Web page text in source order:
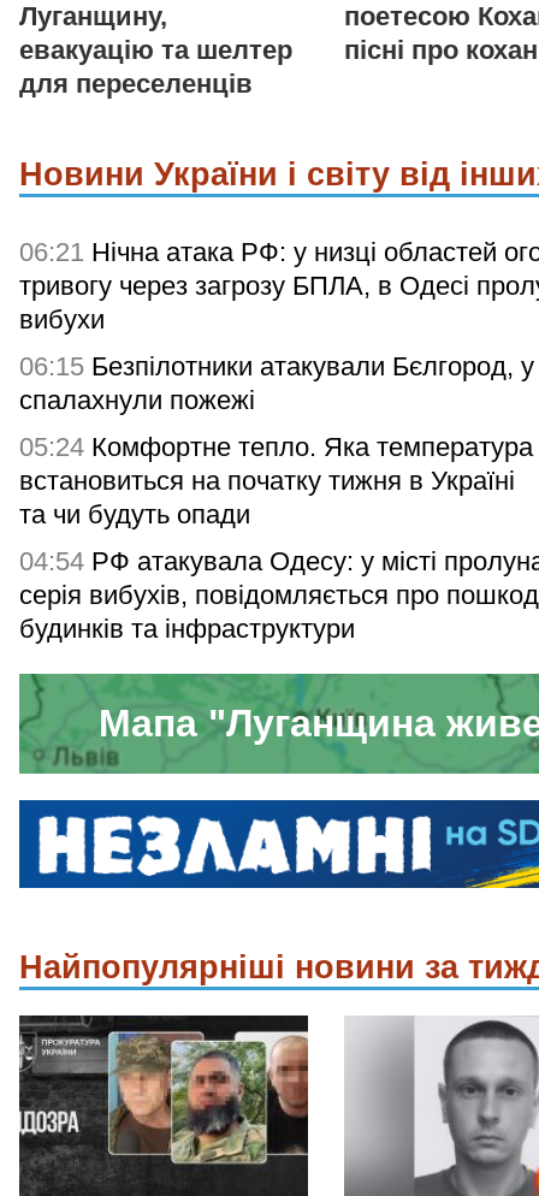
Луганщину,
евакуацію та шелтер
для переселенців
поетесою
пісні про
Новини України і світу від
06:21 Нічна атака РФ: у низці областей
тривогу через загрозу БПЛА, в Одесі
вибухи
06:15 Безпілотники атакували Бєлгород, у
спалахнули пожежі
05:24 Комфортне тепло. Яка температура
встановиться на початку тижня в Україні
та чи будуть опади
04:54 РФ атакувала Одесу: у місті
серія вибухів, повідомляється про
будинків та інфраструктури
Мапа "Луганщина
Найпопулярніші новини за